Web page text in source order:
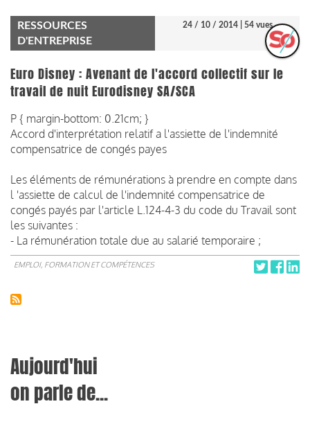
RESSOURCES
D'ENTREPRISE
24 / 10 / 2014 | 54 vues
Euro Disney : Avenant de l'accord collectif sur le
travail de nuit Eurodisney SA/SCA
P { margin-bottom: 0.21cm; }
Accord d'interprétation relatif a l'assiette de l'indemnité
compensatrice de congés payes
Les éléments de rémunérations à prendre en compte dans
l 'assiette de calcul de l'indemnité compensatrice de
congés payés par l'article L.124-4-3 du code du Travail sont
les suivantes :
- La rémunération totale due au salarié temporaire ;
EMPLOI, FORMATION ET COMPÉTENCES
Aujourd'hui
on parle de...